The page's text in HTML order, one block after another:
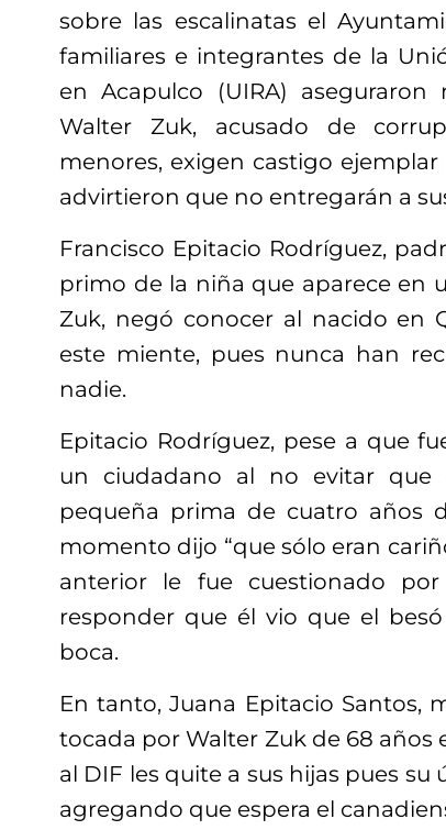
sobre las escalinatas el
familiares e integrantes de la
en Acapulco (UIRA)
Walter Zuk, acusado de
menores, exigen castigo
advirtieron que no entregarán a
Francisco Epitacio Rodríguez,
primo de la niña que aparece en
Zuk, negó conocer al nacido en
este miente, pues nunca han
nadie.
Epitacio Rodríguez, pese a que
un ciudadano al no evitar que
pequeña prima de cuatro años
momento dijo “que sólo eran
anterior le fue cuestionado
responder que él vio que el
boca.
En tanto, Juana Epitacio Santos,
tocada por Walter Zuk de 68
al DIF les quite a sus hijas pues
agregando que espera el